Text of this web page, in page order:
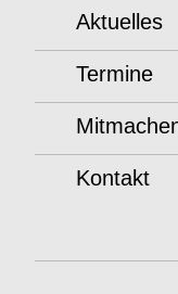
Aktuelles
Termine
Kontakt